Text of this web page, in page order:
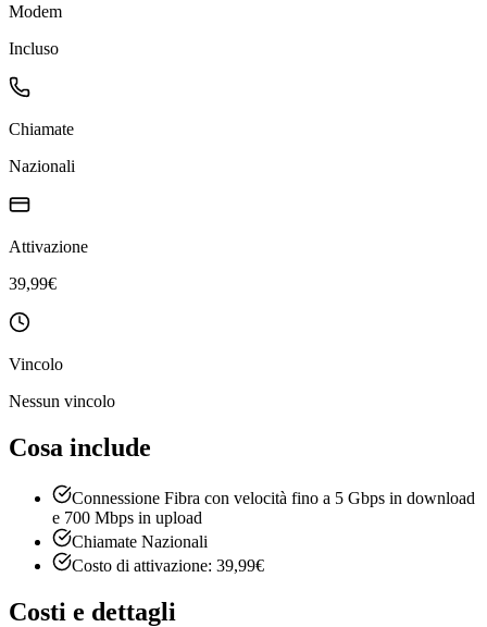
Modem
Incluso
Chiamate
Nazionali
Attivazione
39,99€
Vincolo
Nessun vincolo
Cosa include
Connessione Fibra con velocità fino a 5 Gbps in download
e 700 Mbps in upload
Chiamate Nazionali
Costo di attivazione: 39,99€
Costi e dettagli